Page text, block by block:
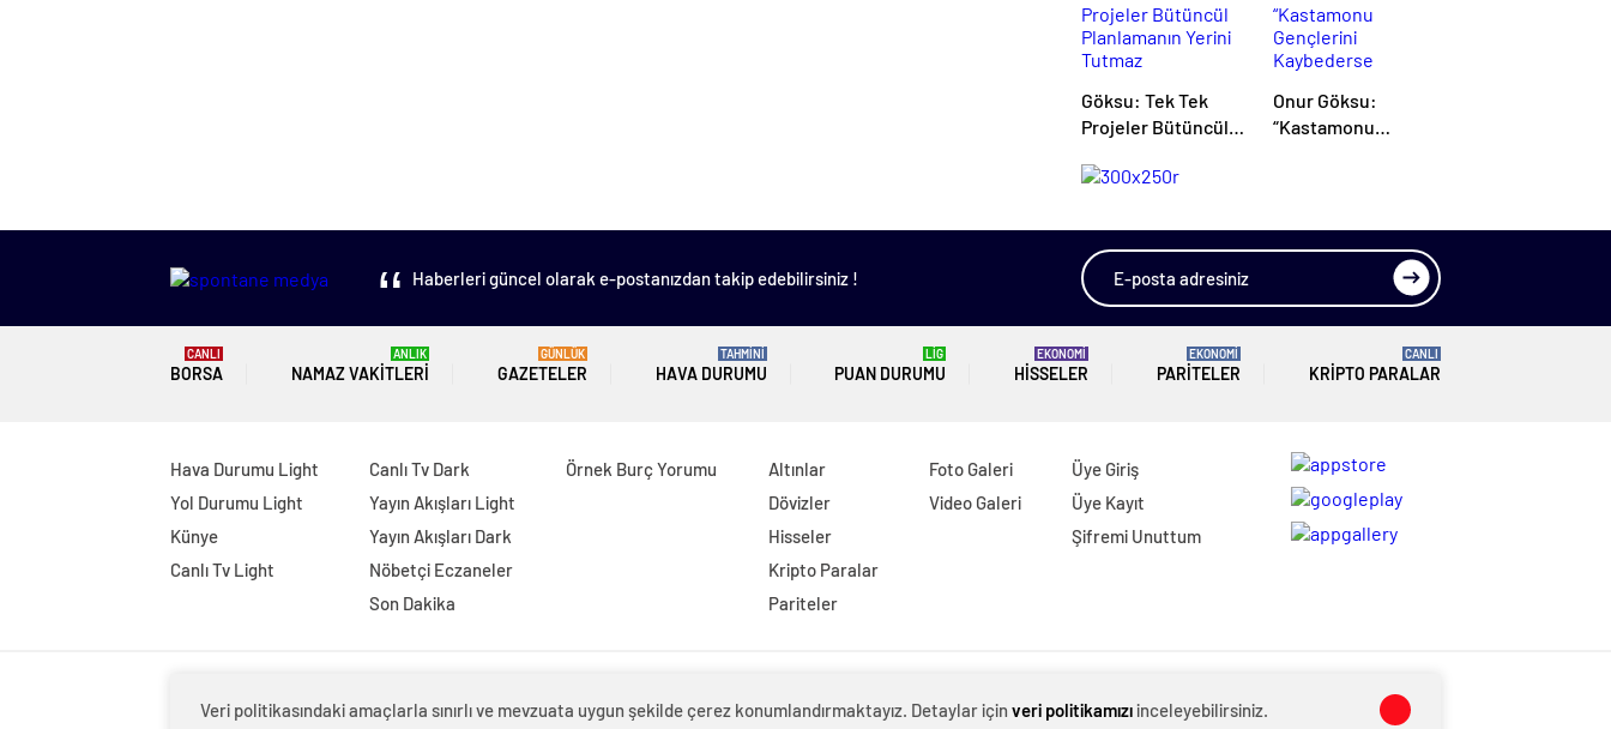
Göksu: Tek Tek
Projeler Bütüncül
Tutmaz
Onur Göksu:
“Kastamonu
Kaybeder”
Haberleri güncel olarak e-postanızdan takip edebilirsiniz !
BORSA
CANLI
NAMAZ VAKITLERI
ANLIK
GAZETELER
GÜNLÜK
HAVA DURUMU
TAHMİNİ
PUAN DURUMU
LİG
HISSELER
EKONOMİ
PARITELER
EKONOMİ
KRIPTO PARALAR
CANLI
Hava Durumu Light
Yol Durumu Light
Künye
Canlı Tv Light
Canlı Tv Dark
Yayın Akışları Light
Yayın Akışları Dark
Nöbetçi Eczaneler
Son Dakika
Örnek Burç Yorumu
Altınlar
Dövizler
Hisseler
Kripto Paralar
Pariteler
Foto Galeri
Video Galeri
Üye Giriş
Üye Kayıt
Şifremi Unuttum
Veri politikasındaki amaçlarla sınırlı ve mevzuata uygun şekilde çerez konumlandırmaktayız. Detaylar için veri politikamızıinceleyebilirsiniz.